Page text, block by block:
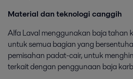
Material dan teknologi canggih
Alfa Laval menggunakan baja tahan
untuk semua bagian yang
pemisahan padat-cair, untuk
terkait dengan penggunaan baja